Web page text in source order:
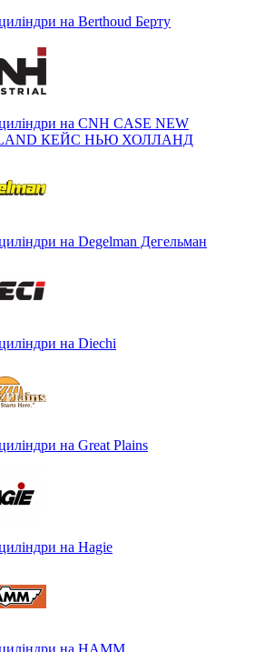
на Berthoud Берту
на CNH CASE NEW
КЕЙС НЬЮ ХОЛЛАНД
на Degelman Дегельман
на Diechi
на Great Plains
на Hagie
на HAMM